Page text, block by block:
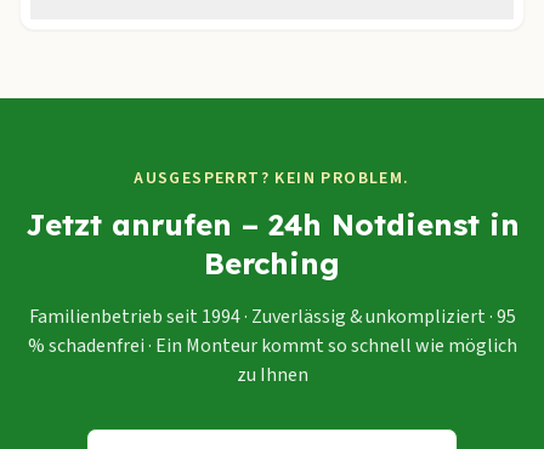
AUSGESPERRT? KEIN PROBLEM.
Jetzt anrufen – 24h Notdienst in
Berching
Familienbetrieb seit 1994 · Zuverlässig & unkompliziert · 95
% schadenfrei · Ein Monteur kommt so schnell wie möglich
zu Ihnen